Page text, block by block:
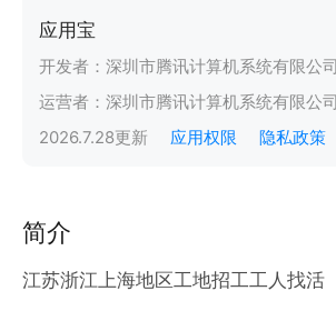
应用宝
开发者： 深圳市腾讯计算机系统有限公司
运营者： 深圳市腾讯计算机系统有限公司
2026.7.28更新 应用权限 隐私政策
简介
江苏浙江上海地区工地招工工人找活